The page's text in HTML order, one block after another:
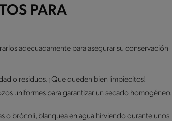
PARA
adecuadamente para asegurar su conservación
o residuos. ¡Que queden bien limpiecitos!
uniformes para garantizar un secado homogéneo.
o brócoli, blanquea en agua hirviendo durante unos